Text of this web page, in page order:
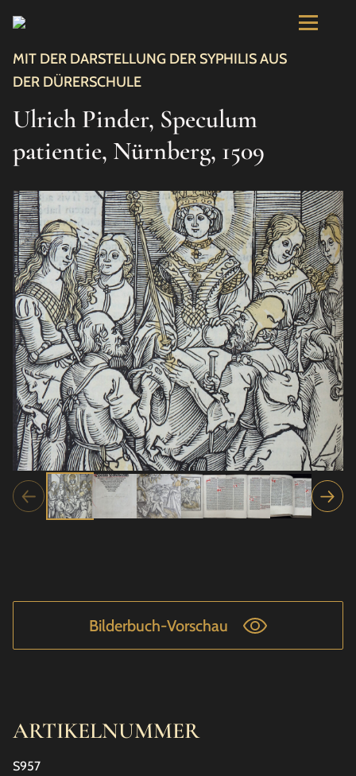
MIT DER DARSTELLUNG DER SYPHILIS AUS
DER DÜRERSCHULE
Ulrich Pinder, Speculum
patientie, Nürnberg, 1509
Bilderbuch-Vorschau
ARTIKELNUMMER
S957